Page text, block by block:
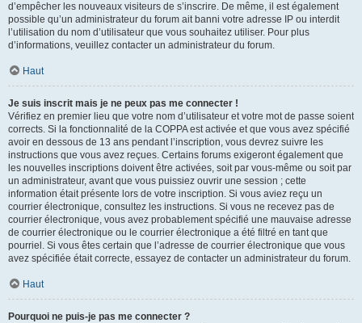
d’empêcher les nouveaux visiteurs de s’inscrire. De même, il est également
possible qu’un administrateur du forum ait banni votre adresse IP ou interdit
l’utilisation du nom d’utilisateur que vous souhaitez utiliser. Pour plus
d’informations, veuillez contacter un administrateur du forum.
Haut
Je suis inscrit mais je ne peux pas me connecter !
Vérifiez en premier lieu que votre nom d’utilisateur et votre mot de passe soient
corrects. Si la fonctionnalité de la COPPA est activée et que vous avez spécifié
avoir en dessous de 13 ans pendant l’inscription, vous devrez suivre les
instructions que vous avez reçues. Certains forums exigeront également que
les nouvelles inscriptions doivent être activées, soit par vous-même ou soit par
un administrateur, avant que vous puissiez ouvrir une session ; cette
information était présente lors de votre inscription. Si vous aviez reçu un
courrier électronique, consultez les instructions. Si vous ne recevez pas de
courrier électronique, vous avez probablement spécifié une mauvaise adresse
de courrier électronique ou le courrier électronique a été filtré en tant que
pourriel. Si vous êtes certain que l’adresse de courrier électronique que vous
avez spécifiée était correcte, essayez de contacter un administrateur du forum.
Haut
Pourquoi ne puis-je pas me connecter ?